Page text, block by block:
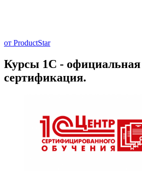
от ProductStar
Курсы 1С - официальная
сертификация.